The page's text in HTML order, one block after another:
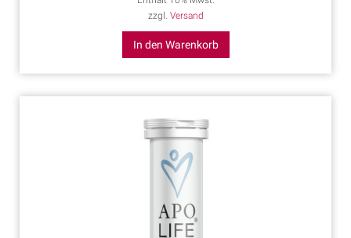
zzgl. Versand
In den Warenkorb